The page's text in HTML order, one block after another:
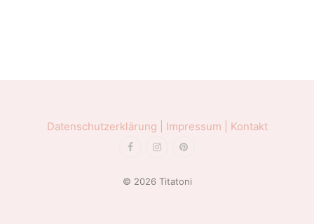
Datenschutzerklärung | Impressum | Kontakt
© 2026 Titatoni